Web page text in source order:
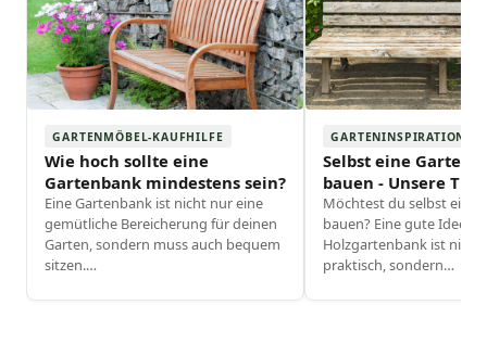
GARTENMÖBEL-KAUFHILFE
Wie hoch sollte eine
Gartenbank mindestens sein?
Eine Gartenbank ist nicht nur eine
gemütliche Bereicherung für deinen
Garten, sondern muss auch bequem
sitzen.…
GARTENINSPIRATION
Selbst eine
bauen - Unsere
Möchtest du selbst eine
bauen? Eine gute Idee!
Holzgartenbank ist nicht
praktisch, sondern…